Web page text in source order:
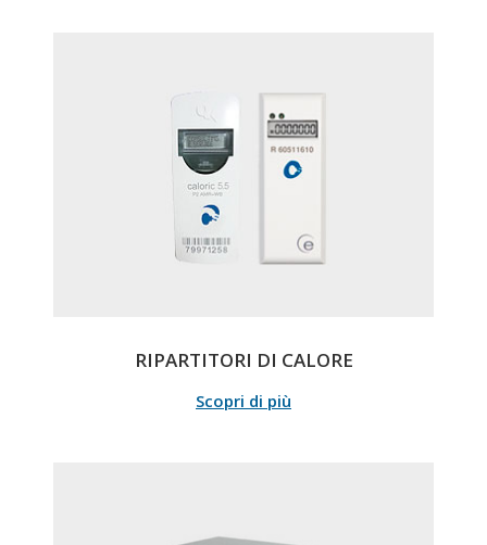
RIPARTITORI DI CALORE
Scopri di più